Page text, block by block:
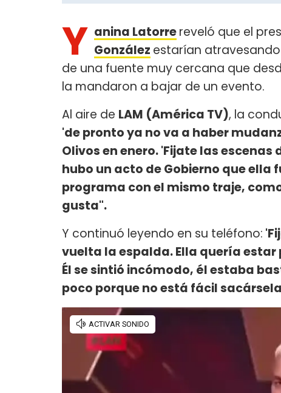
Y anina Latorrereveló que el
González estarían
de una fuente muy cercana que
la mandaron a bajar de un evento.
Al aire de LAM (América TV), la
'de pronto ya no va a haber
Olivos en enero. 'Fijate las
hubo un acto de Gobierno que
programa con el mismo traje,
gusta".
Y continuó leyendo en su teléfono:
vuelta la espalda. Ella quería
Él se sintió incómodo, él estaba
poco porque no está fácil